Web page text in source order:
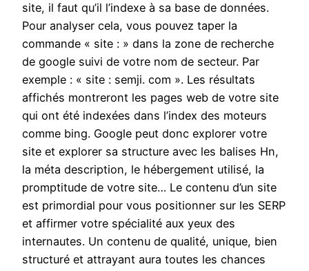
site, il faut qu’il l’indexe à sa base de données.
Pour analyser cela, vous pouvez taper la
commande « site : » dans la zone de recherche
de google suivi de votre nom de secteur. Par
exemple : « site : semji. com ». Les résultats
affichés montreront les pages web de votre site
qui ont été indexées dans l’index des moteurs
comme bing. Google peut donc explorer votre
site et explorer sa structure avec les balises Hn,
la méta description, le hébergement utilisé, la
promptitude de votre site… Le contenu d’un site
est primordial pour vous positionner sur les SERP
et affirmer votre spécialité aux yeux des
internautes. Un contenu de qualité, unique, bien
structuré et attrayant aura toutes les chances